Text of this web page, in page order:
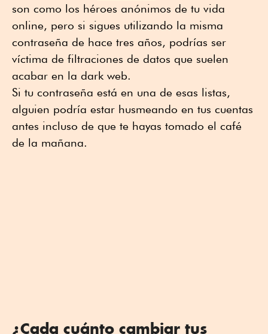
son como los héroes anónimos de tu vida
online, pero si sigues utilizando la misma
contraseña de hace tres años, podrías ser
víctima de filtraciones de datos que suelen
acabar en la dark web.
Si tu contraseña está en una de esas listas,
alguien podría estar husmeando en tus cuentas
antes incluso de que te hayas tomado el café
de la mañana.
¿Cada cuánto cambiar tus